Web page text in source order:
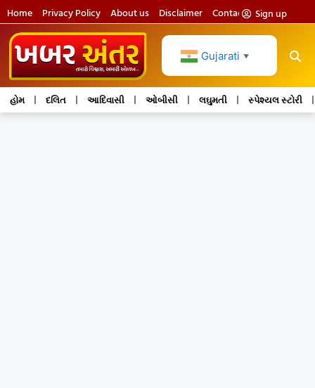
Home Privacy Policy About us Disclaimer Contact usSign up
Gujarati ▼
હોમ દલિત આદિવાસી ઓબીસી લઘુમતી સ્પેશ્યલ સ્ટોરી